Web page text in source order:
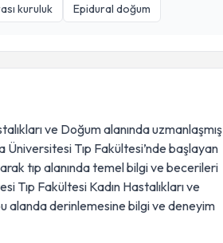
kuruluk Epidural doğum
ve Doğum alanında uzmanlaşmış
Tıp Fakültesi’nde başlayan
tıp alanında temel bilgi ve becerileri
Tıp Fakültesi Kadın Hastalıkları ve
alanda derinlemesine bilgi ve deneyim